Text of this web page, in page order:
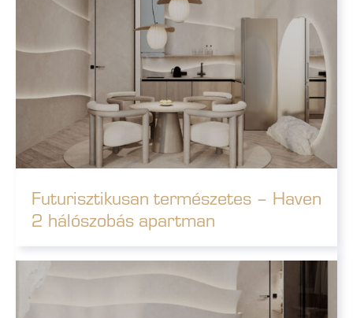
Futurisztikusan természetes – Haven
2 hálószobás apartman